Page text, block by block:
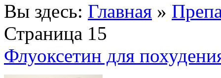
Вы здесь: Главная »
Страница 15
Флуоксетин для